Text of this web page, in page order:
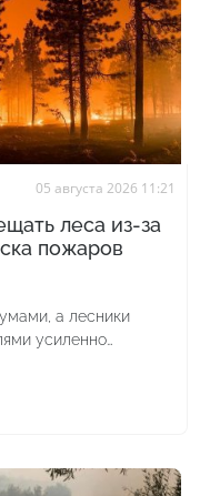
05 августа 2026 11:21
леса из-за
пожаров
а лесники
усиленно